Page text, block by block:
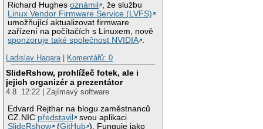
Richard Hughesoznámil
, že službu
Linux Vendor Firmware Service (LVFS)
umožňující aktualizovat firmware
zařízení na počítačích s Linuxem, nově
sponzoruje také společnost NVIDIA .
Ladislav Hagara | Komentářů: 0
SlideRshow, prohlížeč fotek, ale i
jejich organizér a prezentátor
4.8. 12:22 | Zajímavý software
Edvard Rejthar na blogu zaměstnanců
CZ.NIC představil
svou aplikaci
SlideRshow
(GitHub ). Funguje jako